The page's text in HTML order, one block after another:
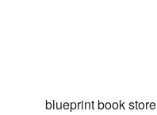
blueprint book store